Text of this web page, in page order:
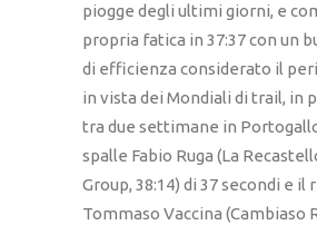
piogge degli ultimi giorni, e
propria fatica in 37:37 con un
di efficienza considerato il
in vista dei Mondiali di trail, in
tra due settimane in
spalle Fabio Ruga (La
Group, 38:14) di 37 secondi e
Tommaso Vaccina (Cambiaso